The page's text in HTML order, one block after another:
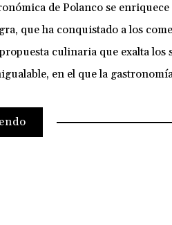
de Polanco se
que ha conquistado a los
culinaria que exalta
en el que la